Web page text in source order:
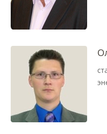
Миссия, цель и
Ректорат
Подразделения